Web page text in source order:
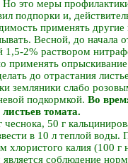
Но это меры
подпорки и,
применять другие
Весной, до начала
1,5-2% раствором
применять
до отрастания
земляники слабо
подкормкой. Во
томата.
чеснока, 50 г
в 10 л теплой воды.
хлористого калия (100 г
соблюдение